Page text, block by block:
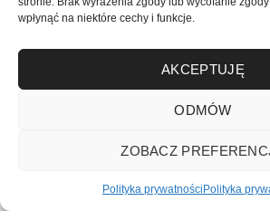
wpłynąć na niektóre cechy i funkcje.
AKCEPTUJĘ
ODMÓW
ZOBACZ
Polityka prywatności Polityka
Facebook
Instagram